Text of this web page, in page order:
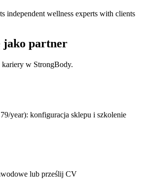
independent wellness experts with clients
jako partner
w StrongBody.
year): konfiguracja sklepu i szkolenie
lub prześlij CV